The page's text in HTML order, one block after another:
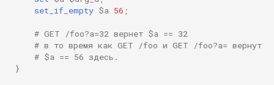
$os_name
feishu-auth
set_if_empty $a 56 ;
# GET /foo?a=32 вернет $a == 32
# в то время как GET /foo и GET /foo?a= вернут
# $a == 56 здесь.
}